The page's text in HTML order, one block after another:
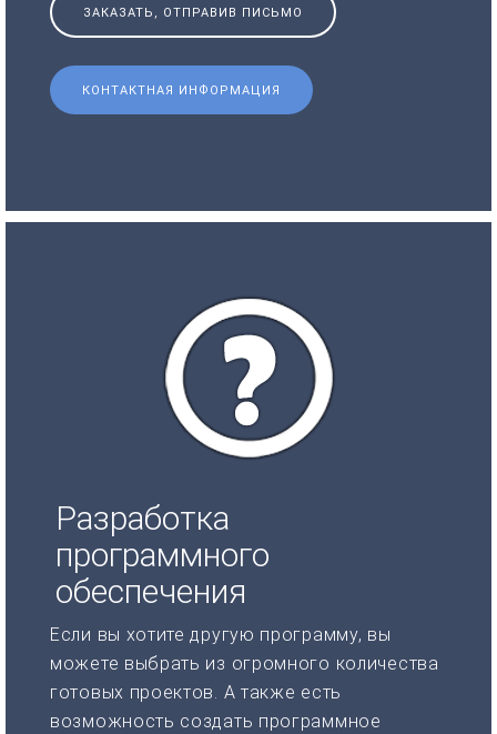
ЗАКАЗАТЬ, ОТПРАВИВ ПИСЬМО
КОНТАКТНАЯ ИНФОРМАЦИЯ
Разработка
программного
обеспечения
Если вы хотите другую программу, вы
можете выбрать из огромного количества
готовых проектов. А также есть
возможность создать программное